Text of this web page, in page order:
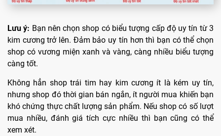
Lưu ý: Bạn nên chọn shop có biểu tượng cấp độ uy tín từ 3
kim cương trở lên. Đảm bảo uy tín hơn thì bạn có thể chọn
shop có vương miện xanh và vàng, càng nhiều biểu tượng
càng tốt.
Không hẳn shop trái tim hay kim cương ít là kém uy tín,
nhưng shop đó thời gian bán ngắn, ít người mua khiến bạn
khó chứng thực chất lượng sản phẩm. Nếu shop có số lượt
mua nhiều, đánh giá tích cực nhiều thì bạn cũng có thể
xem xét.